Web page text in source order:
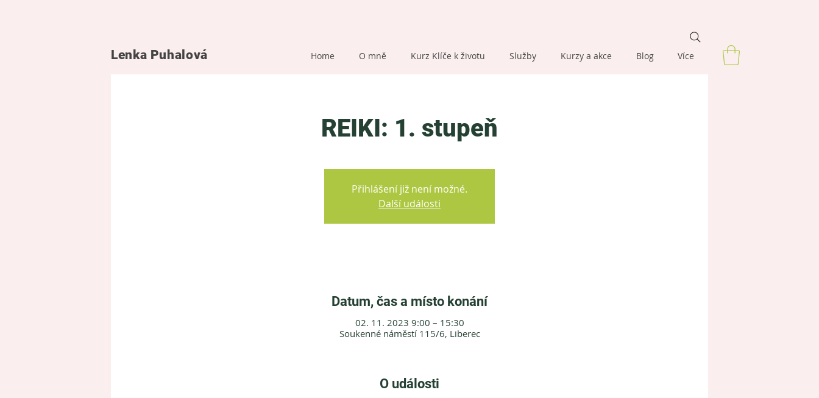
Lenka Puhalová Home O mně Kurz Klíče k životu Služby Kurzy a akce Blog Více
REIKI: 1. stupeň
Přihlášení již není možné.
Další události
Datum, čas a místo konání
02. 11. 2023 9:00 – 15:30
Soukenné náměstí 115/6, Liberec
O události